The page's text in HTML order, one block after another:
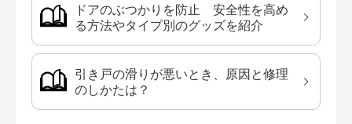
ドアのぶつかりを防止 安全性を高め
る方法やタイプ別のグッズを紹介
引き戸の滑りが悪いとき、原因と修理
のしかたは？